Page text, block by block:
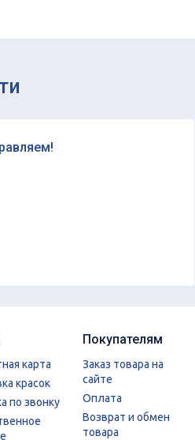
карта
красок
по звонку
Покупателям
Заказ товара на
сайте
Оплата
Возврат и обмен
товара